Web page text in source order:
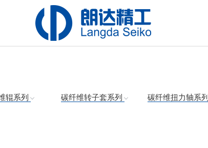
辊系列 碳纤维转子套系列 碳纤维扭力轴系